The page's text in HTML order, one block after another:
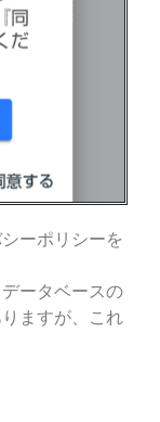
ーポリシーを
ータベースの
ますが、これ